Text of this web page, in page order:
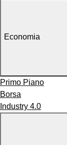
Economia
Primo Piano
Borsa
Industry 4.0